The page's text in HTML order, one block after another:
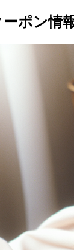
ーポン